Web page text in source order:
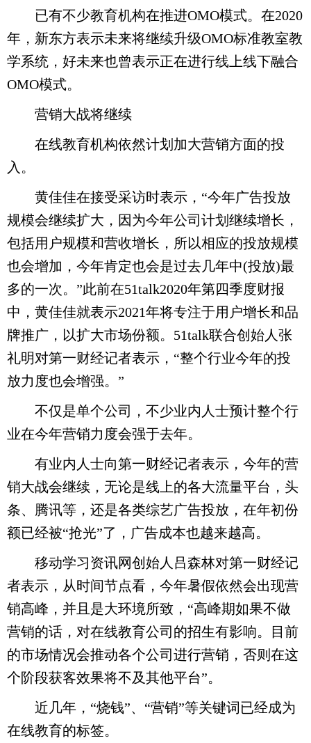
已有不少教育机构在推进OMO模式。在2020
年，新东方表示未来将继续升级OMO标准教室教
学系统，好未来也曾表示正在进行线上线下融合
OMO模式。
营销大战将继续
在线教育机构依然计划加大营销方面的投
入。
黄佳佳在接受采访时表示，“今年广告投放
规模会继续扩大，因为今年公司计划继续增长，
包括用户规模和营收增长，所以相应的投放规模
也会增加，今年肯定也会是过去几年中(投放)最
多的一次。”此前在51talk2020年第四季度财报
中，黄佳佳就表示2021年将专注于用户增长和品
牌推广，以扩大市场份额。51talk联合创始人张
礼明对第一财经记者表示，“整个行业今年的投
放力度也会增强。”
不仅是单个公司，不少业内人士预计整个行
业在今年营销力度会强于去年。
有业内人士向第一财经记者表示，今年的营
销大战会继续，无论是线上的各大流量平台，头
条、腾讯等，还是各类综艺广告投放，在年初份
额已经被“抢光”了，广告成本也越来越高。
移动学习资讯网创始人吕森林对第一财经记
者表示，从时间节点看，今年暑假依然会出现营
销高峰，并且是大环境所致，“高峰期如果不做
营销的话，对在线教育公司的招生有影响。目前
的市场情况会推动各个公司进行营销，否则在这
个阶段获客效果将不及其他平台”。
近几年，“烧钱”、“营销”等关键词已经成为
在线教育的标签。